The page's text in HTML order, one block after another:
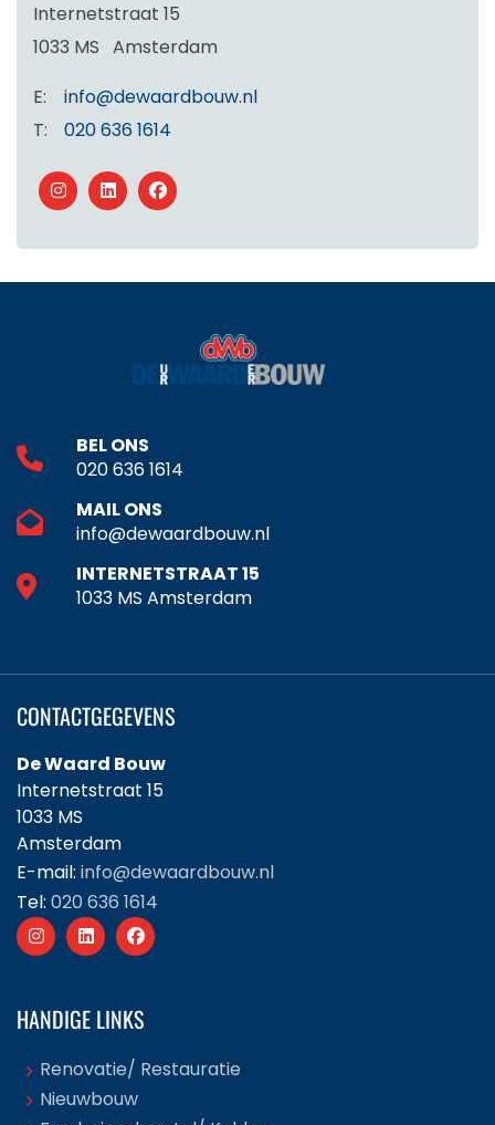
Internetstraat 15
1033 MS Amsterdam
E:
info@dewaardbouw.nl
T:
020 636 1614
BEL ONS
020 636 1614
MAIL ONS
info@dewaardbouw.nl
INTERNETSTRAAT 15
1033 MS Amsterdam
CONTACTGEGEVENS
De Waard Bouw
Internetstraat 15
1033 MS
Amsterdam
E-mail: info@dewaardbouw.nl
Tel: 020 636 1614
HANDIGE LINKS
Renovatie/ Restauratie
Nieuwbouw